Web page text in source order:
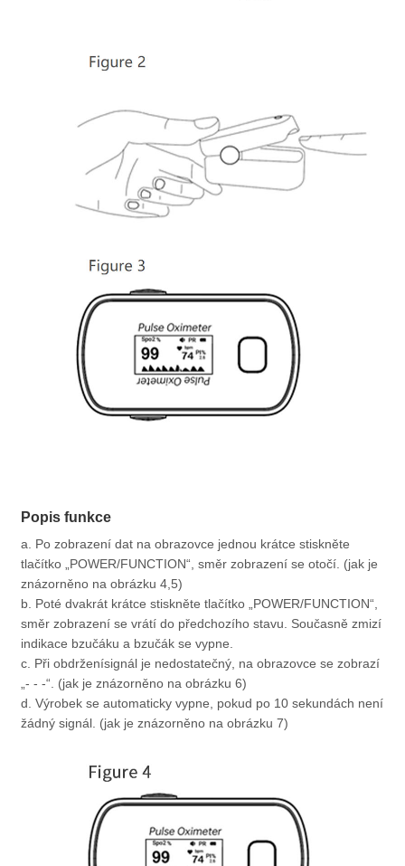
Popis funkce
a. Po zobrazení dat na obrazovce jednou krátce stiskněte
tlačítko „POWER/FUNCTION“, směr zobrazení se otočí. (jak je
znázorněno na obrázku 4,5)
b. Poté dvakrát krátce stiskněte tlačítko „POWER/FUNCTION“,
směr zobrazení se vrátí do předchozího stavu. Současně zmizí
indikace bzučáku a bzučák se vypne.
c. Při obdrženísignál je nedostatečný, na obrazovce se zobrazí
„- - -“. (jak je znázorněno na obrázku 6)
d. Výrobek se automaticky vypne, pokud po 10 sekundách není
žádný signál. (jak je znázorněno na obrázku 7)